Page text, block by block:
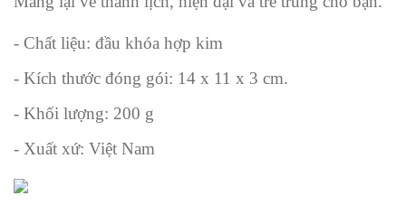
- Chất liệu: đầu khóa hợp kim
- Kích thước đóng gói: 14 x 11 x 3 cm.
- Khối lượng: 200 g
- Xuất xứ: Việt Nam